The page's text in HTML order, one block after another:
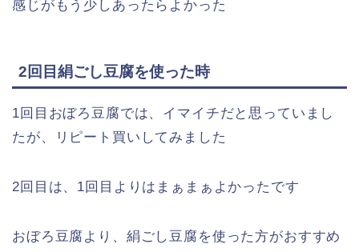
感じがもう少しあったらよかった
2回目絹ごし豆腐を使った時
1回目おぼろ豆腐では、イマイチだと思っていまし
たが、リピート買いしてみました
2回目は、1回目よりはまぁまぁよかったです
おぼろ豆腐より、絹ごし豆腐を使った方がおすすめ